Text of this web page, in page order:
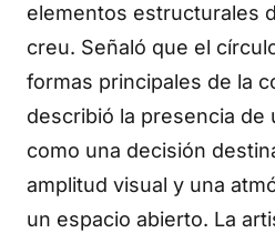
elementos estructurales
creu. Señaló que el
formas principales de la
describió la presencia de
como una decisión
amplitud visual y una
un espacio abierto. La